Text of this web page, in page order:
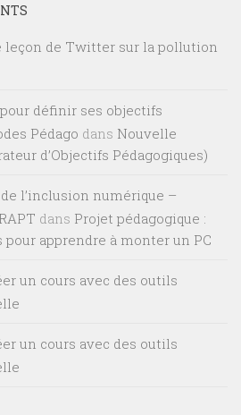
leçon de Twitter sur la pollution
définir ses objectifs
Pédago dans Nouvelle
d’Objectifs Pédagogiques)
l’inclusion numérique –
dans Projet pédagogique :
pour apprendre à monter un PC
un cours avec des outils
un cours avec des outils